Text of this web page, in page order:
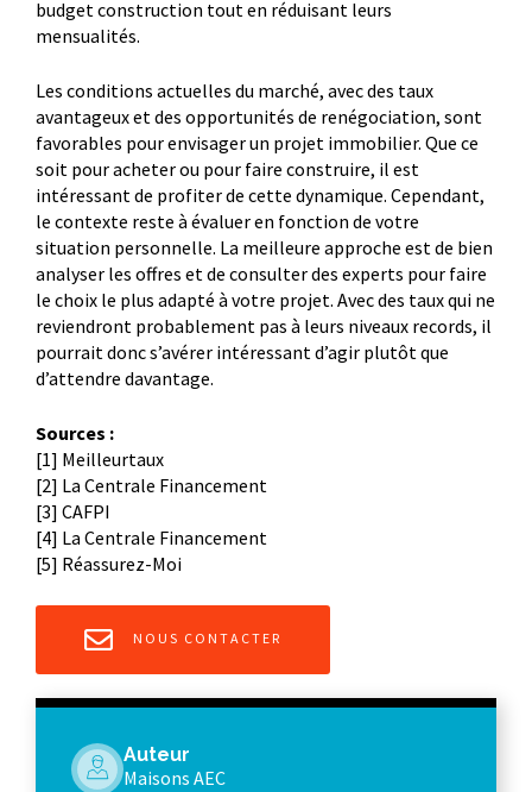
budget construction tout en réduisant leurs
mensualités.
Les conditions actuelles du marché, avec des taux
avantageux et des opportunités de renégociation, sont
favorables pour envisager un projet immobilier. Que ce
soit pour acheter ou pour faire construire, il est
intéressant de profiter de cette dynamique. Cependant,
le contexte reste à évaluer en fonction de votre
situation personnelle. La meilleure approche est de bien
analyser les offres et de consulter des experts pour faire
le choix le plus adapté à votre projet. Avec des taux qui ne
reviendront probablement pas à leurs niveaux records, il
pourrait donc s’avérer intéressant d’agir plutôt que
d’attendre davantage.
Sources :
[1] Meilleurtaux
[2] La Centrale Financement
[3] CAFPI
[4] La Centrale Financement
[5] Réassurez-Moi
NOUS CONTACTER
Auteur
Maisons AEC